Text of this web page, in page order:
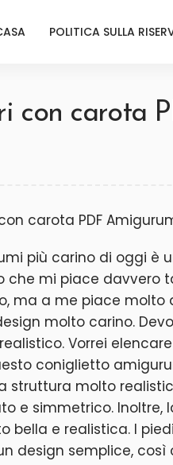
POLITICA SULLA
con carota
più carino di oggi è
che mi piace davvero
ma a me piace
molto carino.
Vorrei
coniglietto
struttura molto
e simmetrico. Inoltre,
bella e realistica. I
design semplice,